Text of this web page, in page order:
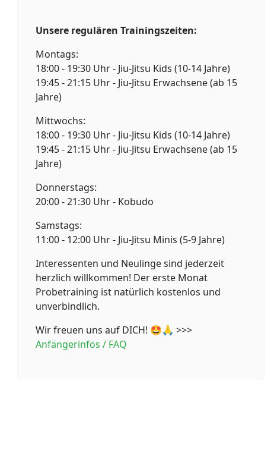
Unsere regulären Trainingszeiten:
Montags:
18:00 - 19:30 Uhr - Jiu-Jitsu Kids (10-14 Jahre)
19:45 - 21:15 Uhr - Jiu-Jitsu Erwachsene (ab 15
Jahre)
Mittwochs:
18:00 - 19:30 Uhr - Jiu-Jitsu Kids (10-14 Jahre)
19:45 - 21:15 Uhr - Jiu-Jitsu Erwachsene (ab 15
Jahre)
Donnerstags:
20:00 - 21:30 Uhr - Kobudo
Samstags:
11:00 - 12:00 Uhr - Jiu-Jitsu Minis (5-9 Jahre)
Interessenten und Neulinge sind jederzeit
herzlich willkommen! Der erste Monat
Probetraining ist natürlich kostenlos und
unverbindlich.
Wir freuen uns auf DICH! 🤩🙏 >>>
Anfängerinfos / FAQ